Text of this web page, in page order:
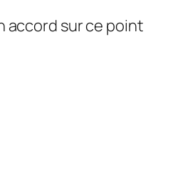
accord sur ce point